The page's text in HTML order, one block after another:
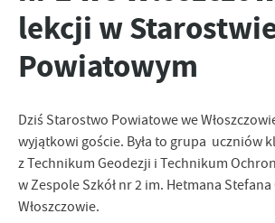
lekcji w
Powiatowym
Dziś Starostwo Powiatowe we
wyjątkowi goście. Była to grupa uczniów
z Technikum Geodezji i Technikum
w Zespole Szkół nr 2 im. Hetmana
Włoszczowie.
personalizację określonych funkcjonalności czy
treści.
Dzięki tym plikom cookies możemy zapewnić Ci
korzystania z funkcjonalności naszej strony
funkcjonalne i personalizacyjne pliki cookies
dostępność większej ilości funkcji na stronie.
Więcej
Analityczne
Analityczne pliki cookies pomagają nam rozwijać
dostosowywać do Twoich potrzeb.
Cookies analityczne pozwalają na uzyskanie
wykorzystywania witryny internetowej, miejsca
Więcej